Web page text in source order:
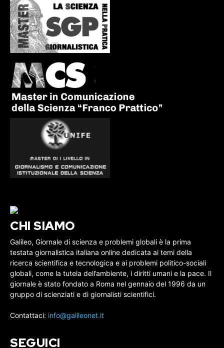
CHI SIAMO
Galileo, Giornale di scienza e problemi globali è la prima
testata giornalistica italiana online dedicata ai temi della
ricerca scientifica e tecnologica e ai problemi politico-sociali
globali, come la tutela dell’ambiente, i diritti umani e la pace. Il
giornale è stato fondato a Roma nel gennaio del 1996 da un
gruppo di scienziati e di giornalisti scientifici.
Contattaci: info@galileonet.it
SEGUICI